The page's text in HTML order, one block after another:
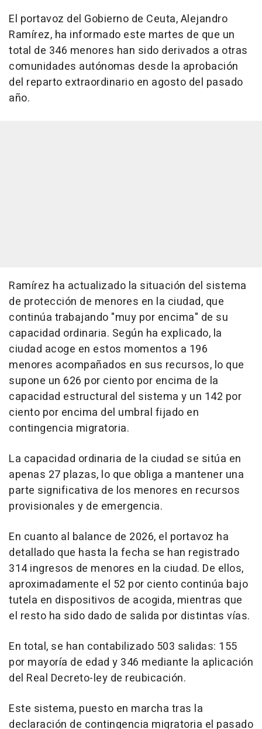
El portavoz del Gobierno de Ceuta, Alejandro
Ramírez, ha informado este martes de que un
total de 346 menores han sido derivados a otras
comunidades autónomas desde la aprobación
del reparto extraordinario en agosto del pasado
año.
Ramírez ha actualizado la situación del sistema
de protección de menores en la ciudad, que
continúa trabajando "muy por encima" de su
capacidad ordinaria. Según ha explicado, la
ciudad acoge en estos momentos a 196
menores acompañados en sus recursos, lo que
supone un 626 por ciento por encima de la
capacidad estructural del sistema y un 142 por
ciento por encima del umbral fijado en
contingencia migratoria.
La capacidad ordinaria de la ciudad se sitúa en
apenas 27 plazas, lo que obliga a mantener una
parte significativa de los menores en recursos
provisionales y de emergencia.
En cuanto al balance de 2026, el portavoz ha
detallado que hasta la fecha se han registrado
314 ingresos de menores en la ciudad. De ellos,
aproximadamente el 52 por ciento continúa bajo
tutela en dispositivos de acogida, mientras que
el resto ha sido dado de salida por distintas vías.
En total, se han contabilizado 503 salidas: 155
por mayoría de edad y 346 mediante la aplicación
del Real Decreto-ley de reubicación.
Este sistema, puesto en marcha tras la
declaración de contingencia migratoria el pasado